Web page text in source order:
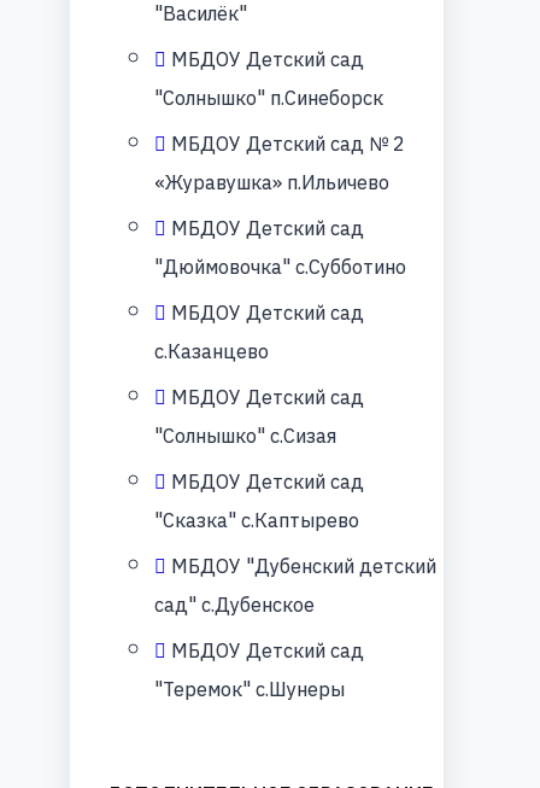
"Василёк"
МБДОУ Детский сад
"Солнышко" п.Синеборск
МБДОУ Детский сад № 2
«Журавушка» п.Ильичево
МБДОУ Детский сад
"Дюймовочка" с.Субботино
МБДОУ Детский сад
с.Казанцево
МБДОУ Детский сад
"Солнышко" с.Сизая
МБДОУ Детский сад
"Сказка" с.Каптырево
МБДОУ "Дубенский детский
сад" с.Дубенское
МБДОУ Детский сад
"Теремок" с.Шунеры